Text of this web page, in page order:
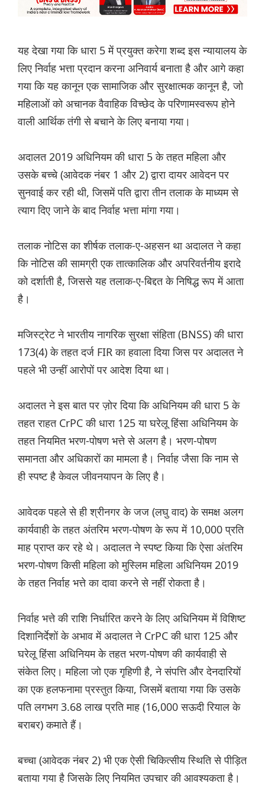
यह देखा गया कि धारा 5 में प्रयुक्त करेगा शब्द इस न्यायालय के
लिए निर्वाह भत्ता प्रदान करना अनिवार्य बनाता है और आगे कहा
गया कि यह कानून एक सामाजिक और सुरक्षात्मक कानून है, जो
महिलाओं को अचानक वैवाहिक विच्छेद के परिणामस्वरूप होने
वाली आर्थिक तंगी से बचाने के लिए बनाया गया।
अदालत 2019 अधिनियम की धारा 5 के तहत महिला और
उसके बच्चे (आवेदक नंबर 1 और 2) द्वारा दायर आवेदन पर
सुनवाई कर रही थी, जिसमें पति द्वारा तीन तलाक के माध्यम से
त्याग दिए जाने के बाद निर्वाह भत्ता मांगा गया।
तलाक नोटिस का शीर्षक तलाक-ए-अहसन था अदालत ने कहा
कि नोटिस की सामग्री एक तात्कालिक और अपरिवर्तनीय इरादे
को दर्शाती है, जिससे यह तलाक-ए-बिद्दत के निषिद्ध रूप में आता
है।
मजिस्ट्रेट ने भारतीय नागरिक सुरक्षा संहिता (BNSS) की धारा
173(4) के तहत दर्ज FIR का हवाला दिया जिस पर अदालत ने
पहले भी उन्हीं आरोपों पर आदेश दिया था।
अदालत ने इस बात पर ज़ोर दिया कि अधिनियम की धारा 5 के
तहत राहत CrPC की धारा 125 या घरेलू हिंसा अधिनियम के
तहत नियमित भरण-पोषण भत्ते से अलग है। भरण-पोषण
समानता और अधिकारों का मामला है। निर्वाह जैसा कि नाम से
ही स्पष्ट है केवल जीवनयापन के लिए है।
आवेदक पहले से ही श्रीनगर के जज (लघु वाद) के समक्ष अलग
कार्यवाही के तहत अंतरिम भरण-पोषण के रूप में 10,000 प्रति
माह प्राप्त कर रहे थे। अदालत ने स्पष्ट किया कि ऐसा अंतरिम
भरण-पोषण किसी महिला को मुस्लिम महिला अधिनियम 2019
के तहत निर्वाह भत्ते का दावा करने से नहीं रोकता है।
निर्वाह भत्ते की राशि निर्धारित करने के लिए अधिनियम में विशिष्ट
दिशानिर्देशों के अभाव में अदालत ने CrPC की धारा 125 और
घरेलू हिंसा अधिनियम के तहत भरण-पोषण की कार्यवाही से
संकेत लिए। महिला जो एक गृहिणी है, ने संपत्ति और देनदारियों
का एक हलफनामा प्रस्तुत किया, जिसमें बताया गया कि उसके
पति लगभग 3.68 लाख प्रति माह (16,000 सऊदी रियाल के
बराबर) कमाते हैं।
बच्चा (आवेदक नंबर 2) भी एक ऐसी चिकित्सीय स्थिति से पीड़ित
बताया गया है जिसके लिए नियमित उपचार की आवश्यकता है।